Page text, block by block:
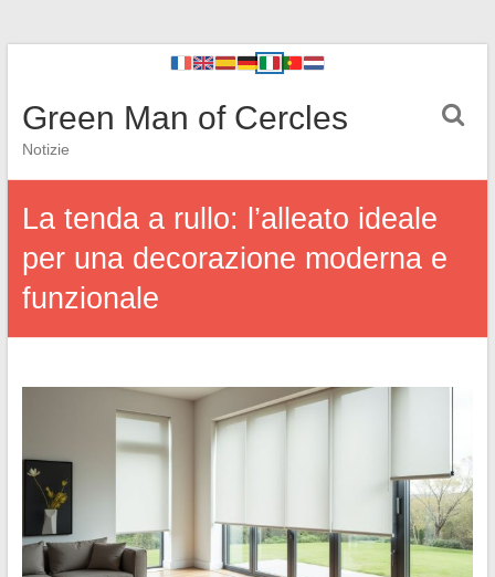
Green Man of Cercles
Notizie
La tenda a rullo: l’alleato ideale
per una decorazione moderna e
funzionale